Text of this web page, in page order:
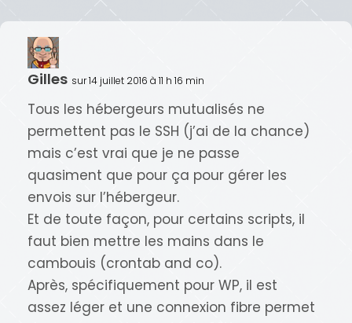
Gilles sur 14 juillet 2016 à 11 h 16 min
Tous les hébergeurs mutualisés ne
permettent pas le SSH (j’ai de la chance)
mais c’est vrai que je ne passe
quasiment que pour ça pour gérer les
envois sur l’hébergeur.
Et de toute façon, pour certains scripts, il
faut bien mettre les mains dans le
cambouis (crontab and co).
Après, spécifiquement pour WP, il est
assez léger et une connexion fibre permet